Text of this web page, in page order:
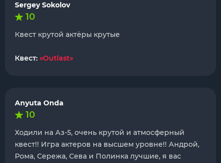
Sergey Sokolov
10
Квест крутой актёры крутые
Квест: «Outlast»
Anyuta Onda
10
Ходили на Аз-5, очень крутой и атмосферный
квест!! Игра актеров на высшем уровне!! Андрой,
Рома, Сережа, Сева и Полинка лучшие, я вас